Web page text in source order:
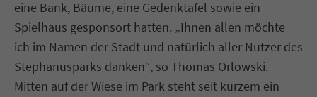
eine Bank, Bäume, eine Gedenktafel sowie ein
Spielhaus gesponsort hatten. „Ihnen allen möchte
ich im Namen der Stadt und natürlich aller Nutzer des
Stephanusparks danken“, so Thomas Orlowski.
Mitten auf der Wiese im Park steht seit kurzem ein